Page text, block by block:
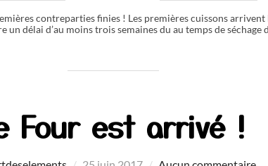
contreparties finies ! Les premières cuissons
délai d’au moins trois semaines du au temps de séchage
Four est arrivé !